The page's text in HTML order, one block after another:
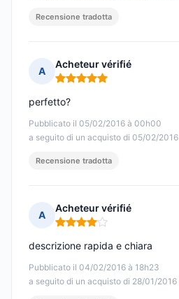
Recensione tradotta
A
Acheteur vérifié
Nota: 5 su 5
Pubblicato il 05/02/2016 à 00h00
a seguito di un acquisto di 05/02/2016
perfetto?
Recensione tradotta
A
Acheteur vérifié
Nota: 4 su 5
Pubblicato il 04/02/2016 à 18h23
a seguito di un acquisto di 28/01/2016
descrizione rapida e chiara